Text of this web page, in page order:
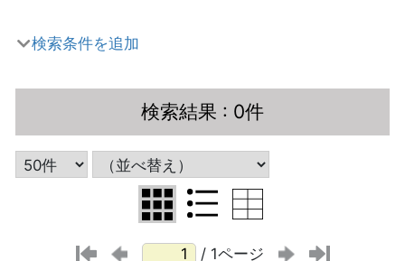
検索条件を追加
検索結果 : 0件
/ 1ページ